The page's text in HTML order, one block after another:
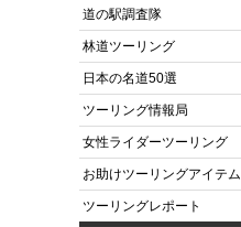
道の駅調査隊
林道ツーリング
日本の名道50選
ツーリング情報局
女性ライダーツーリング
お助けツーリングアイテム
ツーリングレポート